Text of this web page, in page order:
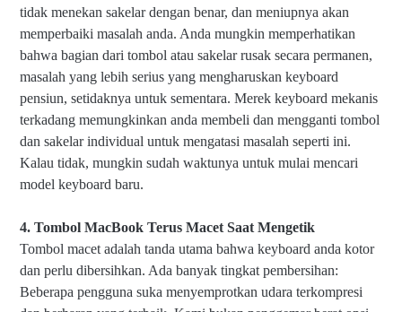
tidak menekan sakelar dengan benar, dan meniupnya akan
memperbaiki masalah anda. Anda mungkin memperhatikan
bahwa bagian dari tombol atau sakelar rusak secara permanen,
masalah yang lebih serius yang mengharuskan keyboard
pensiun, setidaknya untuk sementara. Merek keyboard mekanis
terkadang memungkinkan anda membeli dan mengganti tombol
dan sakelar individual untuk mengatasi masalah seperti ini.
Kalau tidak, mungkin sudah waktunya untuk mulai mencari
model keyboard baru.
4. Tombol MacBook Terus Macet Saat Mengetik
Tombol macet adalah tanda utama bahwa keyboard anda kotor
dan perlu dibersihkan. Ada banyak tingkat pembersihan:
Beberapa pengguna suka menyemprotkan udara terkompresi